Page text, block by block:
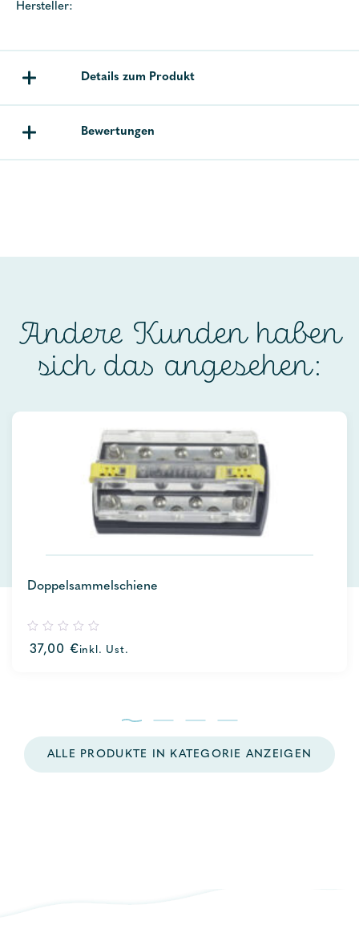
Hersteller:
Details zum Produkt
Bewertungen
Andere Kunden haben
sich das angesehen:
Doppelsammelschiene
out
37,00 €inkl. Ust.
ALLE PRODUKTE IN KATEGORIE ANZEIGEN